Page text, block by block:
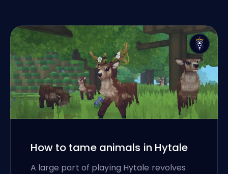
How to tame animals in Hytale
A large part of playing Hytale revolves